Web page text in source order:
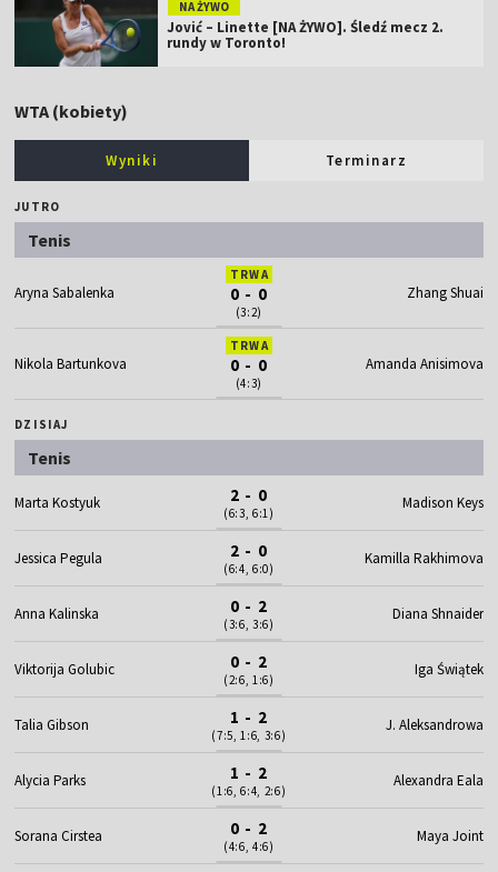
NA ŻYWO
Jović – Linette [NA ŻYWO]. Śledź mecz 2.
rundy w Toronto!
WTA (kobiety)
Wyniki Terminarz
JUTRO
Tenis
Aryna Sabalenka
TRWA
0 - 0
(3:2)
Zhang Shuai
Nikola Bartunkova
TRWA
0 - 0
(4:3)
Amanda Anisimova
DZISIAJ
Tenis
Marta Kostyuk 2 - 0
(6:3, 6:1)
Madison Keys
Jessica Pegula 2 - 0
(6:4, 6:0)
Kamilla Rakhimova
Anna Kalinska 0 - 2
(3:6, 3:6)
Diana Shnaider
Viktorija Golubic 0 - 2
(2:6, 1:6)
Iga Świątek
Talia Gibson 1 - 2
(7:5, 1:6, 3:6)
J. Aleksandrowa
Alycia Parks 1 - 2
(1:6, 6:4, 2:6)
Alexandra Eala
Sorana Cirstea 0 - 2
(4:6, 4:6)
Maya Joint